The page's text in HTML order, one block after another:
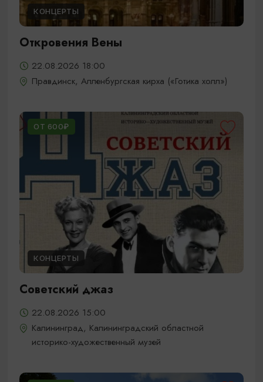
КОНЦЕРТЫ
Откровения Вены
22.08.2026 18:00
Правдинск, Алленбургская кирха («Готика холл»)
ОТ 600₽
КОНЦЕРТЫ
Советский джаз
22.08.2026 15:00
Калининград, Калининградский областной
историко-художественный музей